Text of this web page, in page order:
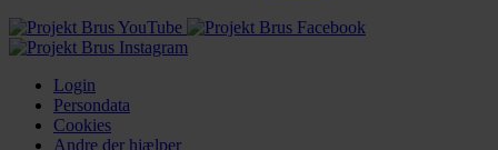
Login
Persondata
Cookies
Andre der hjælper